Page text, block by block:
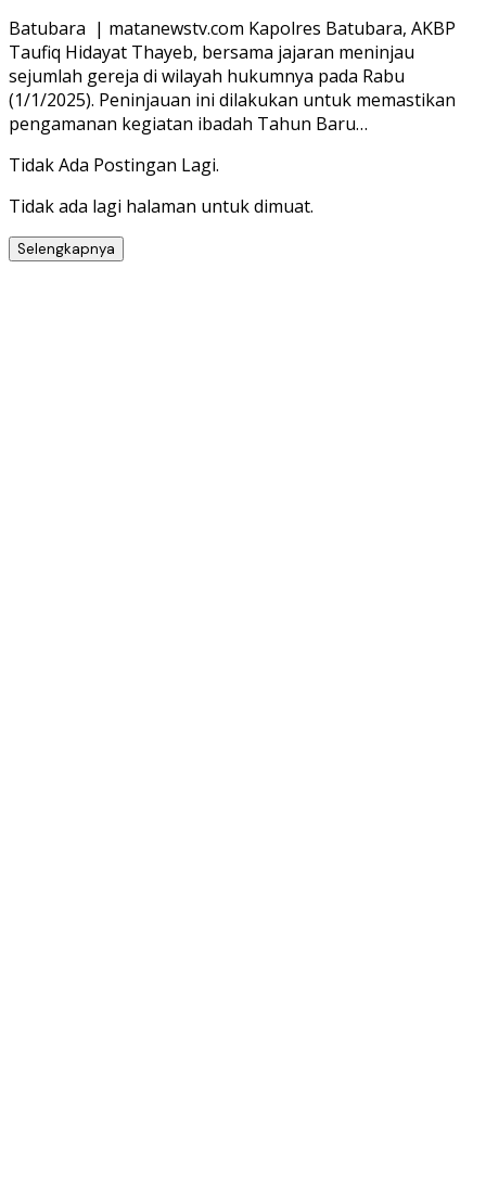
Share
Batubara | matanewstv.com Kapolres Batubara, AKBP
Taufiq Hidayat Thayeb, bersama jajaran meninjau
sejumlah gereja di wilayah hukumnya pada Rabu
(1/1/2025). Peninjauan ini dilakukan untuk memastikan
pengamanan kegiatan ibadah Tahun Baru…
Tidak Ada Postingan Lagi.
Tidak ada lagi halaman untuk dimuat.
Selengkapnya